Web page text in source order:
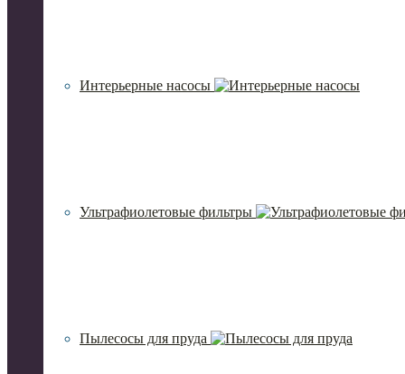
Интерьерные насосы
Ультрафиолетовые фильтры
Пылесосы для пруда